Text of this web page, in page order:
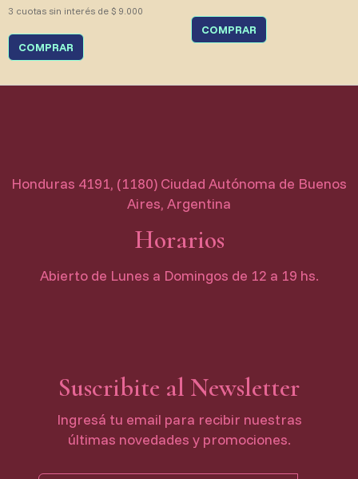
3 cuotas sin interés de $ 9.000
COMPRAR
COMPRAR
Honduras 4191, (1180) Ciudad Autónoma de Buenos
Aires, Argentina
Horarios
Abierto de Lunes a Domingos de 12 a 19 hs.
Suscribite al Newsletter
Ingresá tu email para recibir nuestras
últimas novedades y promociones.